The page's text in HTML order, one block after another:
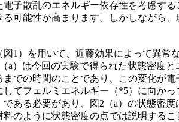
子散乱のエネルギー依存性を考慮す
可能性が高まります。しかしながら
1）を用いて、近藤効果によって異常
a）は今回の実験で得られた状態密度
での時間のことであり、この変化が
てフェルミエネルギー（*5）に向か
ある必要があり、図2（a）の状態密
のように状態密度の点では説明する